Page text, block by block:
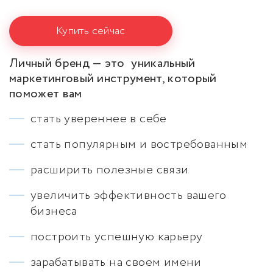
Купить сейчас
Личный бренд — это уникальный
маркетинговый инструмент, который
поможет вам
стать увереннее в себе
стать популярным и востребованным
расширить полезные связи
увеличить эффективность вашего
бизнеса
построить успешную карьеру
зарабатывать на своем имени